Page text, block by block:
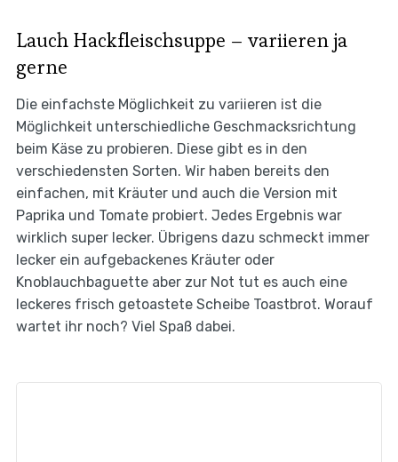
Lauch Hackfleischsuppe – variieren ja
gerne
Die einfachste Möglichkeit zu variieren ist die
Möglichkeit unterschiedliche Geschmacksrichtung
beim Käse zu probieren. Diese gibt es in den
verschiedensten Sorten. Wir haben bereits den
einfachen, mit Kräuter und auch die Version mit
Paprika und Tomate probiert. Jedes Ergebnis war
wirklich super lecker. Übrigens dazu schmeckt immer
lecker ein aufgebackenes Kräuter oder
Knoblauchbaguette aber zur Not tut es auch eine
leckeres frisch getoastete Scheibe Toastbrot. Worauf
wartet ihr noch? Viel Spaß dabei.